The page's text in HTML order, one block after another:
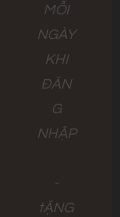
MỖI
NGÀY
KHI
ĐĂN
G
NHẬP
-
tẶNG